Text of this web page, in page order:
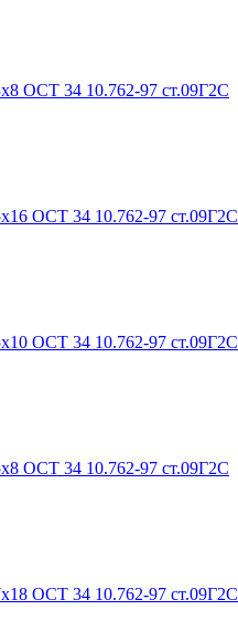
ОСТ 34 10.762-97 ст.09Г2С
ОСТ 34 10.762-97 ст.09Г2С
ОСТ 34 10.762-97 ст.09Г2С
ОСТ 34 10.762-97 ст.09Г2С
ОСТ 34 10.762-97 ст.09Г2С